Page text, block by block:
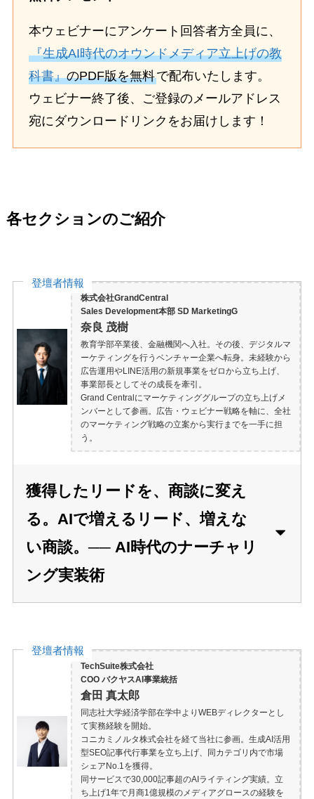
本ウェビナーにアンケート回答者方全員に、
『生成AI時代のオウンドメディア立上げの教
科書』のPDF版を無料で配布いたします。
ウェビナー終了後、ご登録のメールアドレス
宛にダウンロードリンクをお届けします！
各セクションのご紹介
登壇者情報
株式会社GrandCentral
Sales Development本部 SD MarketingG
奈良 茂樹
教育学部卒業後、金融機関へ入社。その後、デジタルマ
ーケティングを行うベンチャー企業へ転身。未経験から
広告運用やLINE活用の新規事業をゼロから立ち上げ、
事業部長としてその成長を牽引。
Grand Centralにマーケティンググループの立ち上げメ
ンバーとして参画。広告・ウェビナー戦略を軸に、全社
のマーケティング戦略の立案から実行までを一手に担
う。
獲得したリードを、商談に変え
る。AIで増えるリード、増えな
い商談。── AI時代のナーチャリ
ング実装術
登壇者情報
TechSuite株式会社
COO バクヤスAI事業統括
倉田 真太郎
同志社大学経済学部在学中よりWEBディレクターとし
て実務経験を開始。
コニカミノルタ株式会社を経て当社に参画。生成AI活用
型SEO記事代行事業を立ち上げ、同カテゴリ内で市場
シェアNo.1を獲得。
同サービスで30,000記事超のAIライティング実績。立
ち上げ1年で月商1億規模のメディアグロースの経験を